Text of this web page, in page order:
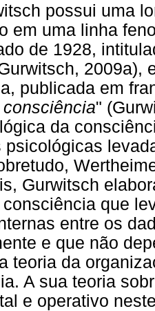
possui uma
em uma linha
de 1928,
2009a),
publicada em
"
da
psicológicas
Gurwitsch
que
entre os
e que não
teoria da
A sua teoria
e operativo